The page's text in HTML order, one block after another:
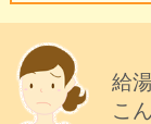
給
こ